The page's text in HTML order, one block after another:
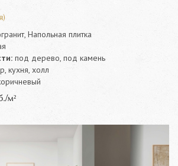
Напольная плитка
под дерево, под камень
кухня, холл
м²